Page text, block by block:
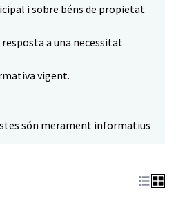
i sobre béns de propietat
a una necessitat
vigent.
són merament informatius